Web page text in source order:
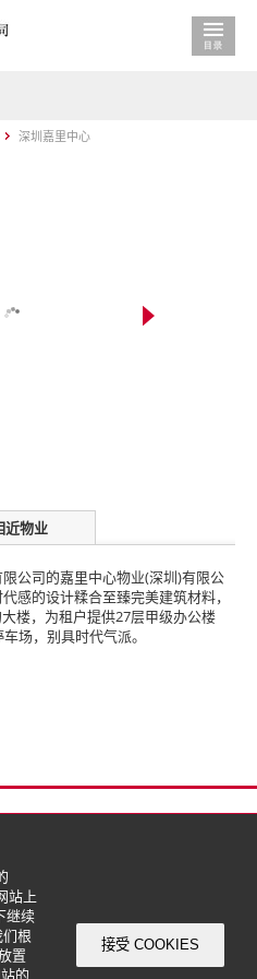
站上
继续
根
置
的
接受 COOKIES
深圳嘉里中心
近物业
公司的嘉里中心物业(深圳)有限公
感的设计糅合至臻完美建筑材料，
楼，为租户提供27层甲级办公楼
场，别具时代气派。
立之有限公司)